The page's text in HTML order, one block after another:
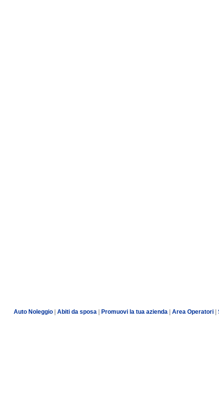
Auto Noleggio Abiti da sposa Promuovi la tua azienda Area Operatori